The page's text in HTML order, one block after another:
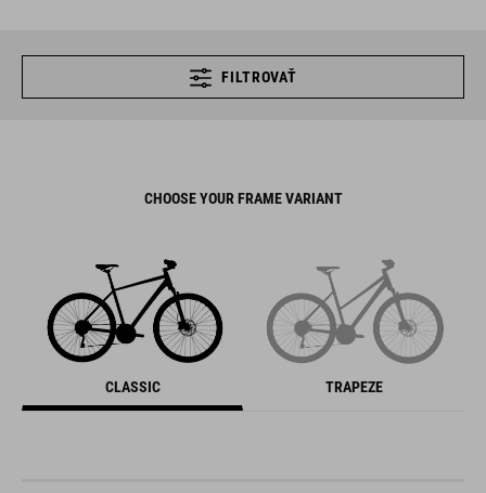
FILTROVAŤ
CHOOSE YOUR FRAME VARIANT
CLASSIC TRAPEZE